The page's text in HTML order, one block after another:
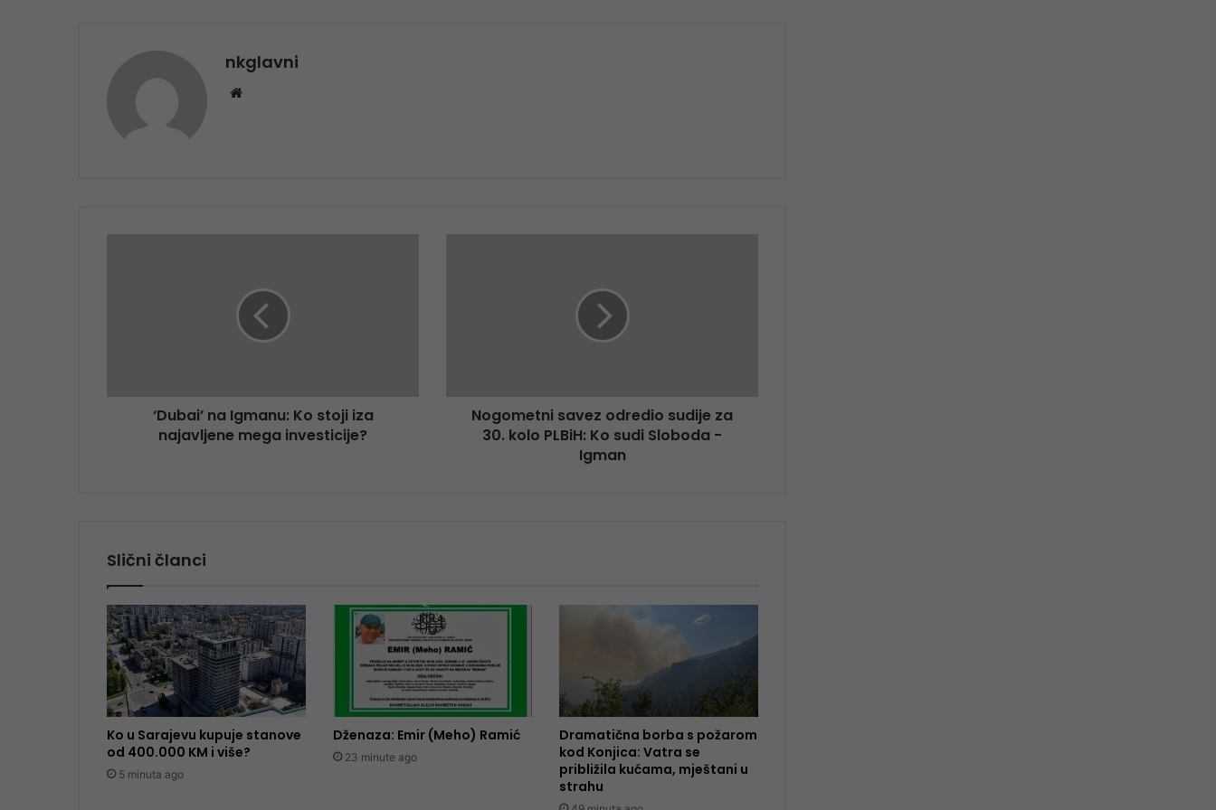
nkglavni
‘Dubai’ na Igmanu: Ko stoji iza
najavljene mega investicije?
Nogometni savez odredio sudije za
30. kolo PLBiH: Ko sudi Sloboda -
Igman
Slični članci
Ko u Sarajevu kupuje stanove
od 400.000 KM i više?
5 minuta ago
Dženaza: Emir (Meho) Ramić
23 minute ago
Dramatična borba s požarom
kod Konjica: Vatra se
približila kućama, mještani u
strahu